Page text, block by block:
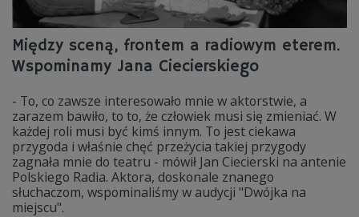
Między sceną, frontem a radiowym eterem.
Wspominamy Jana Ciecierskiego
- To, co zawsze interesowało mnie w aktorstwie, a
zarazem bawiło, to to, że człowiek musi się zmieniać. W
każdej roli musi być kimś innym. To jest ciekawa
przygoda i właśnie chęć przeżycia takiej przygody
zagnała mnie do teatru - mówił Jan Ciecierski na antenie
Polskiego Radia. Aktora, doskonale znanego
słuchaczom, wspominaliśmy w audycji "Dwójka na
miejscu".